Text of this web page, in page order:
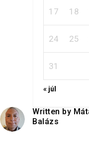
17 18
24 25
31
« júl
Written by
Balázs